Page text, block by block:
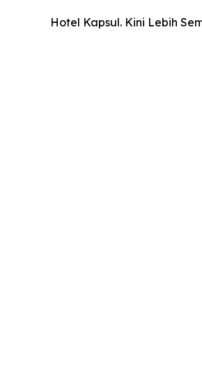
Hotel Kapsul. Kini Lebih